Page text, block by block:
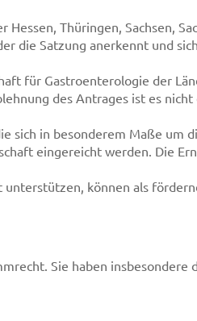
Thüringen, Sachsen,
die Satzung anerkennt und
für Gastroenterologie der
des Antrages ist es
sich in besonderem Maße um
eingereicht werden. Die
können als
Sie haben insbesondere